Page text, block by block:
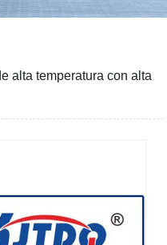
alta temperatura con alta